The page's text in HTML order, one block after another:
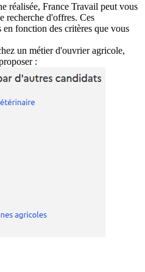
réalisée, France Travail peut vous
recherche d'offres. Ces
en fonction des critères que vous
un métier d'ouvrier agricole,
: